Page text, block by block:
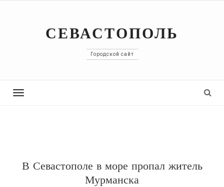
СЕВАСТОПОЛЬ
Городской сайт
Toggle
В Севастополе в море пропал житель
Мурманска